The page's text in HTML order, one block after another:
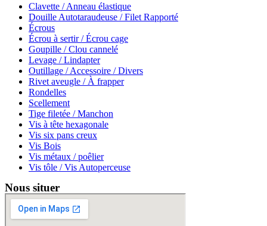
Clavette / Anneau élastique
Douille Autotaraudeuse / Filet Rapporté
Écrous
Écrou à sertir / Écrou cage
Goupille / Clou cannelé
Levage / Lindapter
Outillage / Accessoire / Divers
Rivet aveugle / À frapper
Rondelles
Scellement
Tige filetée / Manchon
Vis à tête hexagonale
Vis six pans creux
Vis Bois
Vis métaux / poêlier
Vis tôle / Vis Autoperceuse
Nous situer